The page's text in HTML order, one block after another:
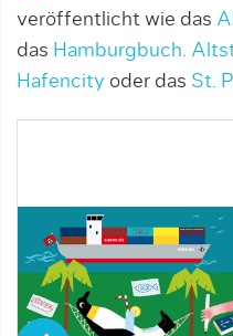
veröffentlicht wie das
das Hamburgbuch.
Hafencity oder das St.